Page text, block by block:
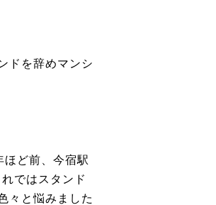
ドを辞めマンシ
ど前、今宿駅
ではスタンド
々と悩みました